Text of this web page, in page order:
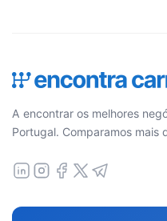
A encontrar os melhores
Portugal. Comparamos mais